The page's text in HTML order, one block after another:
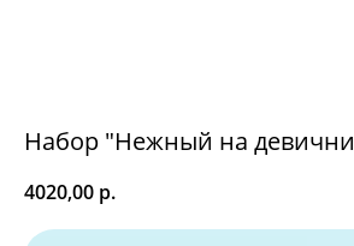
Набор "Нежный на
4020,00 р.